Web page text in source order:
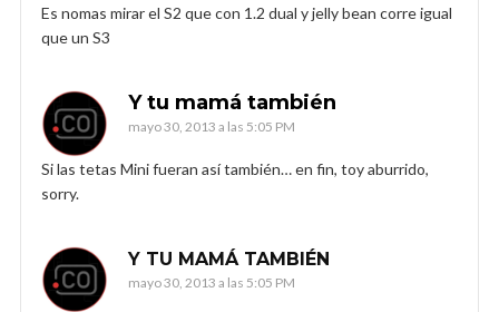
Es nomas mirar el S2 que con 1.2 dual y jelly bean corre igual
que un S3
Y tu mamá también
mayo 30, 2013 a las 5:05 PM
Si las tetas Mini fueran así también… en fin, toy aburrido,
sorry.
Y TU MAMÁ TAMBIÉN
mayo 30, 2013 a las 5:05 PM